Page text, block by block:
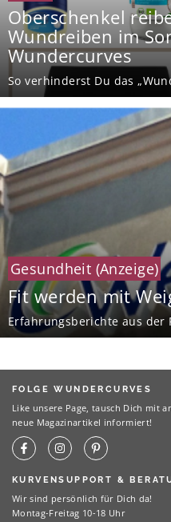
Oberschenkel
Wundreiben im
Wundercurves
So verhinderst Du das
Gesundheit (Anzeige)
Fit werden mit
Erfahrungsberichte aus der
FOLGE WUNDERCURVES
Like unsere Page, tausch Dich mit
neue Magazinartikel informiert!
KURVENSUPPORT &
Wir sind persönlich für Dich da!
Montag-Freitag 10-18 Uhr